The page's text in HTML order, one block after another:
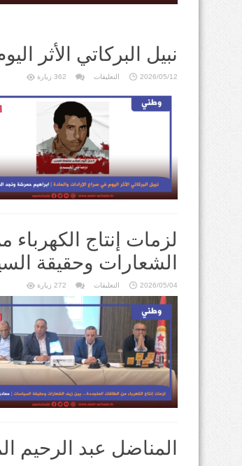
نبيل البركاتي الأثر
2026/05/12 التعليقات على
الأثر
اليوم
في
صراع
الإرادات
والمادة
مغلقة
362 زيارة
لزمات إنتاج
الشعارات وحقيقة
2026/05/04 التعليقات على
الكهرباء
الطاقات
المتجددة…
بين
زيف
الشعارات
وحقيقة
السياسات
272 زيارة
المناضل عبد الرحيم